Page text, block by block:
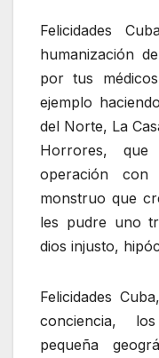
Felicidades
humanización
por tus
ejemplo
del Norte, La
Horrores,
operación
monstruo que
les pudre uno
dios injusto,
Felicidades
conciencia,
pequeña